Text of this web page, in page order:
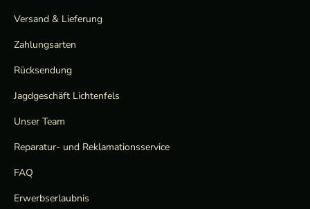
Versand & Lieferung
Zahlungsarten
Rücksendung
Jagdgeschäft Lichtenfels
Unser Team
Reparatur- und Reklamationsservice
FAQ
Erwerbserlaubnis